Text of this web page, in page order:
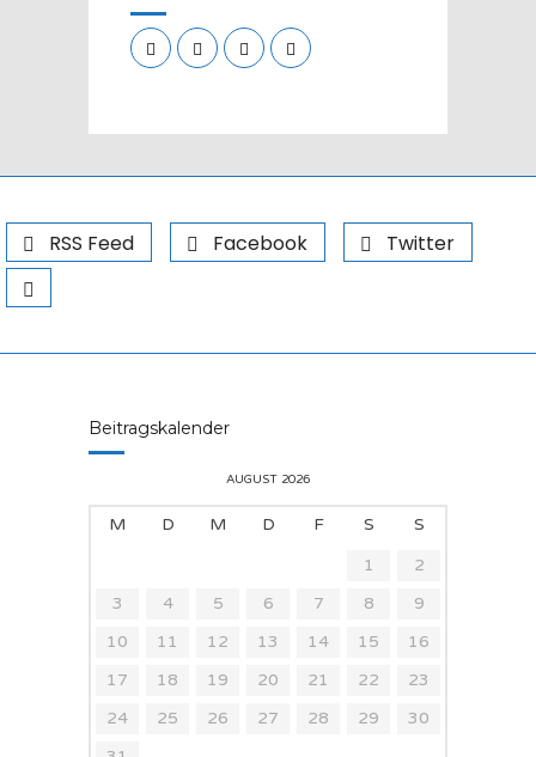
RSS Feed Facebook Twitter
Beitragskalender
AUGUST 2026
M D M D F S
S
1
2
3
4 5 6 7 8
9
10
11 12 13 14 15
16
17
18 19 20 21 22
23
24
25 26 27 28 29
30